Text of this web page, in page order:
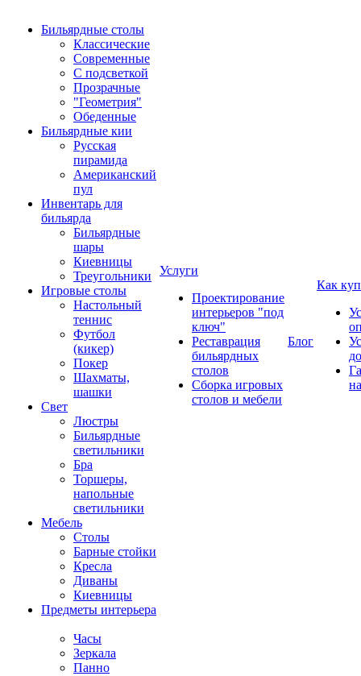
Бильярдные столы
Классические
Современные
С подсветкой
Прозрачные
"Геометрия"
Обеденные
Бильярдные кии
Русская
пирамида
Американский
пул
Инвентарь для
бильярда
Бильярдные
шары
Киевницы
Треугольники
Игровые столы
Настольный
теннис
Футбол
(кикер)
Покер
Шахматы,
шашки
Свет
Люстры
Бильярдные
светильники
Бра
Торшеры,
напольные
светильники
Мебель
Столы
Барные стойки
Кресла
Диваны
Киевницы
Предметы интерьера
Часы
Зеркала
Панно
Услуги
Проектирование
интерьеров "под
ключ"
Реставрация
бильярдных
столов
Сборка игровых
столов и мебели
Блог
Как